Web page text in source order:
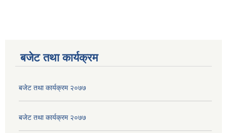
बजेट तथा कार्यक्रम
बजेट तथा कार्यक्रम २०७७
बजेट तथा कार्यक्रम २०७७